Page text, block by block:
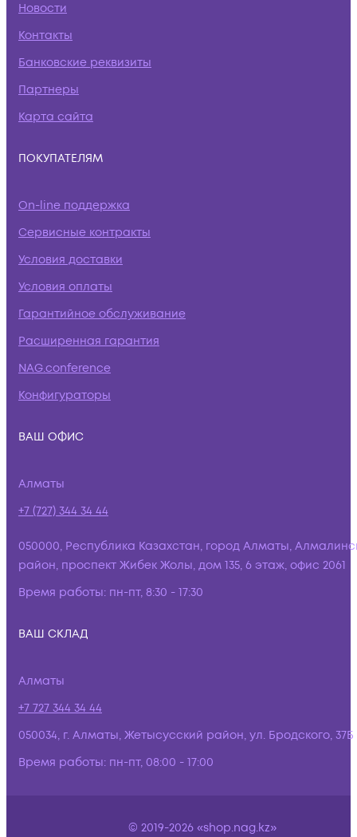
Новости
Контакты
Банковские реквизиты
Партнеры
Карта сайта
ПОКУПАТЕЛЯМ
On-line поддержка
Сервисные контракты
Условия доставки
Условия оплаты
Гарантийное обслуживание
Расширенная гарантия
NAG.conference
Конфигураторы
ВАШ ОФИС
Алматы
+7 (727) 344 34 44
050000, Республика Казахстан, город Алматы,
район, проспект Жибек Жолы, дом 135, 6 этаж, офис 2061
Время работы: пн-пт, 8:30 - 17:30
ВАШ СКЛАД
Алматы
+7 727 344 34 44
050034, г. Алматы, Жетысусский район, ул. Бродского, 37Б
Время работы: пн-пт, 08:00 - 17:00
© 2019-2026 «shop.nag.kz»